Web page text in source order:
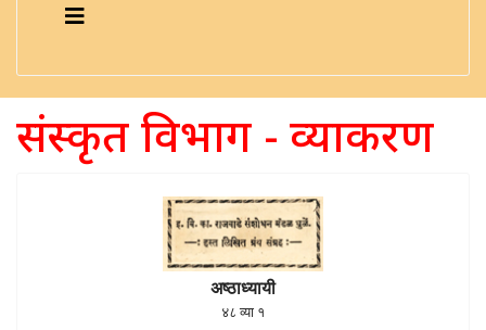
संस्कृत विभाग - व्याकरण
अष्ठाध्यायी
४८ व्या १